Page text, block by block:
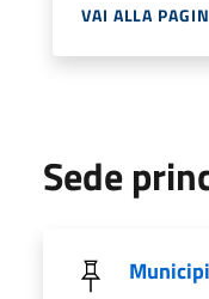
VAI ALLA
Sede